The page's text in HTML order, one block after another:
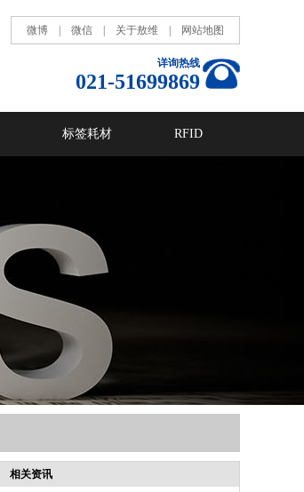
微博 微信 关于敖维 网站地图
详询热线
021-51699869
标签耗材 RFID
相关资讯